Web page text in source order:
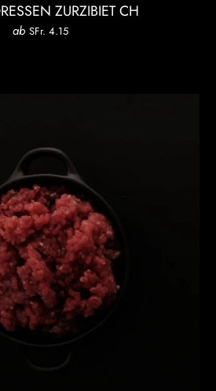
ZURZIBIET CH
ab SFr. 4.15